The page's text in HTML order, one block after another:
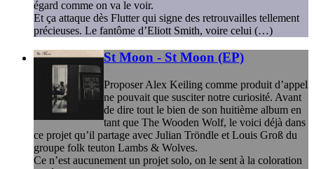
égard comme on va le voir.
Et ça attaque dès Flutter qui signe des retrouvailles tellement
précieuses. Le fantôme d’Eliott Smith, voire celui (…)
St Moon - St Moon (EP)
Proposer Alex Keiling comme produit d’appel
ne pouvait que susciter notre curiosité. Avant
de dire tout le bien de son huitième album en
tant que The Wooden Wolf, le voici déjà dans
ce projet qu’il partage avec Julian Tröndle et Louis Groß du
groupe folk teuton Lambs & Wolves.
Ce n’est aucunement un projet solo, on le sent à la coloration